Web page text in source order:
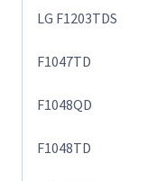
LG F1203TDS
F1047TD
F1048QD
F1048TD